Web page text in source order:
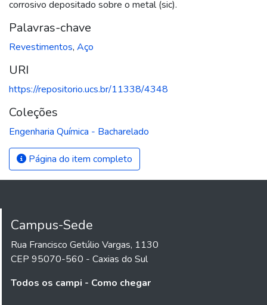
corrosivo depositado sobre o metal (sic).
Palavras-chave
Revestimentos, Aço
URI
https://repositorio.ucs.br/11338/4348
Coleções
Engenharia Química - Bacharelado
Página do item completo
Campus-Sede
Rua Francisco Getúlio Vargas, 1130
CEP 95070-560 - Caxias do Sul
Todos os campi - Como chegar